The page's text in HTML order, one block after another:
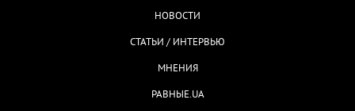
НОВОСТИ
СТАТЬИ / ИНТЕРВЬЮ
МНЕНИЯ
РАВНЫЕ.UA